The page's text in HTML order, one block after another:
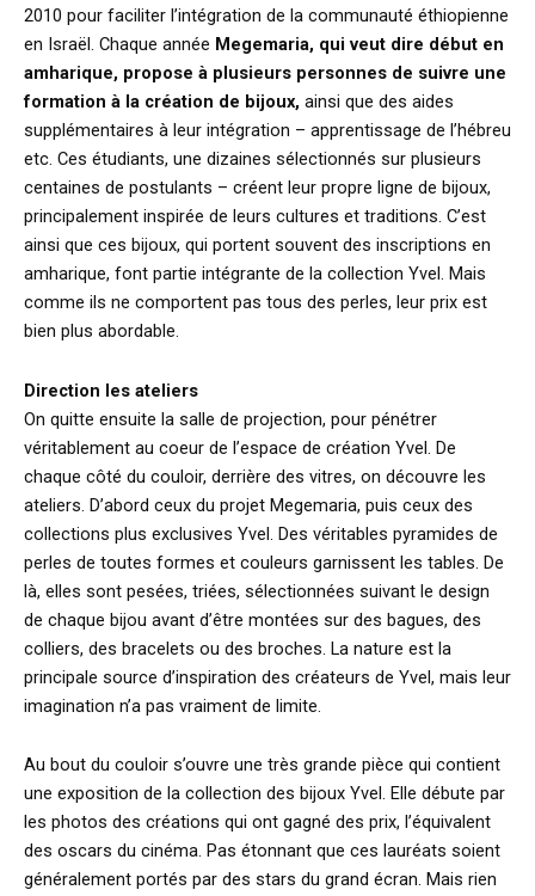
2010 pour faciliter l’intégration de la communauté éthiopienne
en Israël. Chaque année Megemaria, qui veut dire début en
amharique, propose à plusieurs personnes de suivre une
formation à la création de bijoux, ainsi que des aides
supplémentaires à leur intégration – apprentissage de l’hébreu
etc. Ces étudiants, une dizaines sélectionnés sur plusieurs
centaines de postulants – créent leur propre ligne de bijoux,
principalement inspirée de leurs cultures et traditions. C’est
ainsi que ces bijoux, qui portent souvent des inscriptions en
amharique, font partie intégrante de la collection Yvel. Mais
comme ils ne comportent pas tous des perles, leur prix est
bien plus abordable.
Direction les ateliers
On quitte ensuite la salle de projection, pour pénétrer
véritablement au coeur de l’espace de création Yvel. De
chaque côté du couloir, derrière des vitres, on découvre les
ateliers. D’abord ceux du projet Megemaria, puis ceux des
collections plus exclusives Yvel. Des véritables pyramides de
perles de toutes formes et couleurs garnissent les tables. De
là, elles sont pesées, triées, sélectionnées suivant le design
de chaque bijou avant d’être montées sur des bagues, des
colliers, des bracelets ou des broches. La nature est la
principale source d’inspiration des créateurs de Yvel, mais leur
imagination n’a pas vraiment de limite.
Au bout du couloir s’ouvre une très grande pièce qui contient
une exposition de la collection des bijoux Yvel. Elle débute par
les photos des créations qui ont gagné des prix, l’équivalent
des oscars du cinéma. Pas étonnant que ces lauréats soient
généralement portés par des stars du grand écran. Mais rien